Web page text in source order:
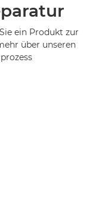
ein Produkt zur
über unseren